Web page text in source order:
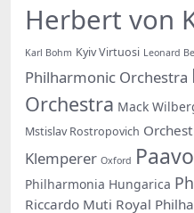
Herbert von
Karl Bohm Kyiv Virtuosi Leonard
Philharmonic Orchestra
Orchestra Mack
Mstislav Rostropovich
Klemperer Oxford
Philharmonia Hungarica
Riccardo Muti Royal